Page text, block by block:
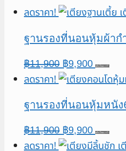
ลดราคา!
ฐานรองที่นอนหุ้มผ้าก
฿11,900 Original
price
฿11,900.
฿9,900Current
price
฿9,900.
หยิบใส่ตะกร้า
ลดราคา!
ฐานรองที่นอนหุ้มหนัง
฿11,900 Original
price
฿9,900Current
price
หยิบใส่ตะกร้า
ลดราคา!